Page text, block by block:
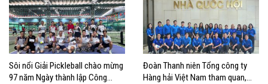
Sôi nổi Giải Pickleball chào mừng
97 năm Ngày thành lập Công
Đoàn Thanh niên Tổng công ty
Hàng hải Việt Nam tham quan,